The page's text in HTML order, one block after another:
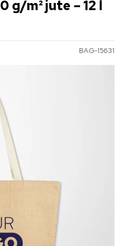
g/m² jute – 12 l
BAG-15631